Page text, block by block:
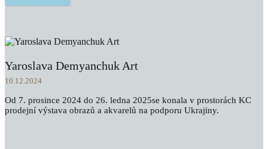
Yaroslava Demyanchuk Art
10.12.2024
Od 7. prosince 2024 do 26. ledna 2025se konala v prostorách KC
prodejní výstava obrazů a akvarelů na podporu Ukrajiny.